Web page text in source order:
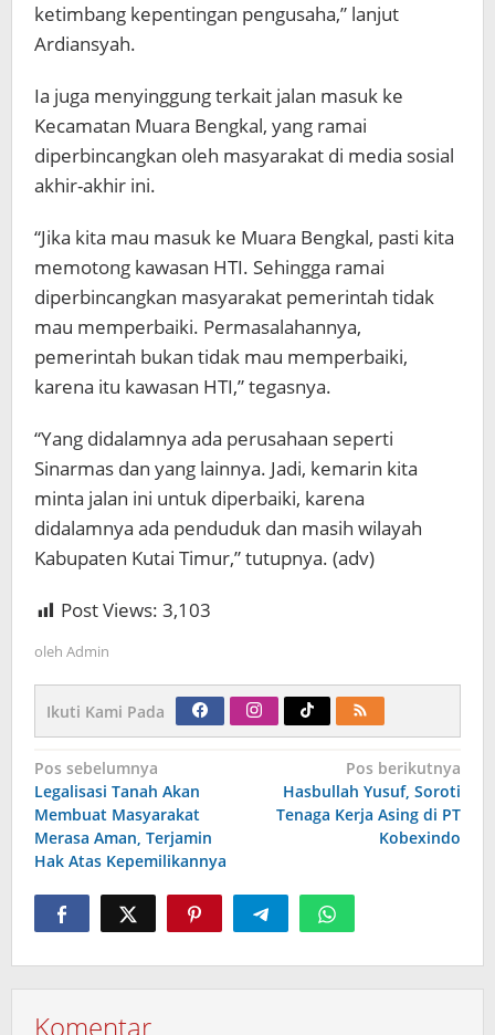
ketimbang kepentingan pengusaha,” lanjut
Ardiansyah.
Ia juga menyinggung terkait jalan masuk ke
Kecamatan Muara Bengkal, yang ramai
diperbincangkan oleh masyarakat di media sosial
akhir-akhir ini.
“Jika kita mau masuk ke Muara Bengkal, pasti kita
memotong kawasan HTI. Sehingga ramai
diperbincangkan masyarakat pemerintah tidak
mau memperbaiki. Permasalahannya,
pemerintah bukan tidak mau memperbaiki,
karena itu kawasan HTI,” tegasnya.
“Yang didalamnya ada perusahaan seperti
Sinarmas dan yang lainnya. Jadi, kemarin kita
minta jalan ini untuk diperbaiki, karena
didalamnya ada penduduk dan masih wilayah
Kabupaten Kutai Timur,” tutupnya. (adv)
Post Views: 3,103
oleh Admin
Ikuti Kami Pada
Navigasi
pos
Pos sebelumnya
Legalisasi Tanah Akan
Membuat Masyarakat
Merasa Aman, Terjamin
Hak Atas Kepemilikannya
Pos berikutnya
Hasbullah Yusuf, Soroti
Tenaga Kerja Asing di PT
Kobexindo
Komentar